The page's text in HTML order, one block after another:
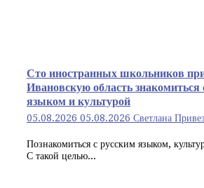
Сто иностранных школьников
Ивановскую область знакомиться
языком и культурой
05.08.2026 05.08.2026 Светлана
Познакомиться с русским языком,
С такой целью...